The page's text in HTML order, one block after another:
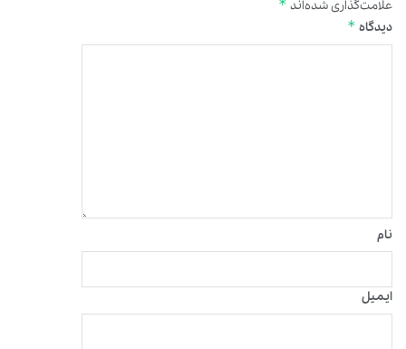
علامت‌گذاری شده‌اند *
دیدگاه *
نام
ایمیل